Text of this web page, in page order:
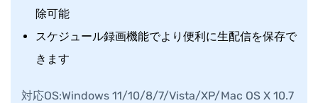
除可能
スケジュール録画機能でより便利に生配信を保存で
きます
対応OS:Windows 11/10/8/7/Vista/XP/Mac OS X 10.7